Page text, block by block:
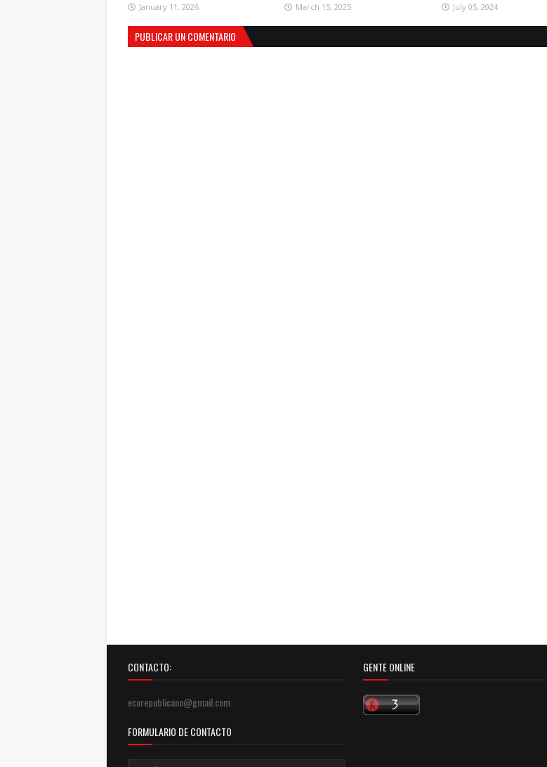
January 11, 2026 March 15, 2025 July 05, 2024
PUBLICAR UN COMENTARIO
CONTACTO:
ecorepublicano@gmail.com
FORMULARIO DE CONTACTO
GENTE ONLINE